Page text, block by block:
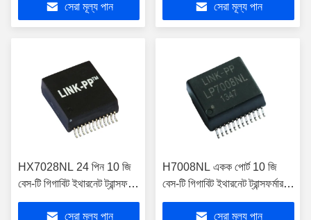
ট্রান্সফর্মার এলপি 82477
এএনএল
সেরা মূল্য পান
সেরা মূল্য পান
HX7028NL 24 পিন 10 জি
বেস-টি গিগাবিট ইথারনেট ট্রান্সফর্মার
মডিউলগুলি LP7008ANL
সেরা মূল্য পান
H7008NL একক পোর্ট 10 জি
বেস-টি গিগাবিট ইথারনেট ট্রান্সফর্মার
মডিউলগুলি LP7008NL
সেরা মূল্য পান